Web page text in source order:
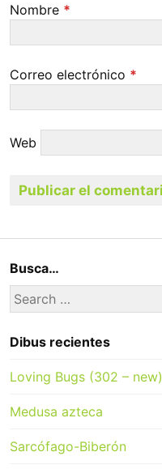
Nombre *
Correo electrónico *
Web
Busca…
Search
for:
Dibus recientes
Loving Bugs (302 – new)
Medusa azteca
Sarcófago-Biberón